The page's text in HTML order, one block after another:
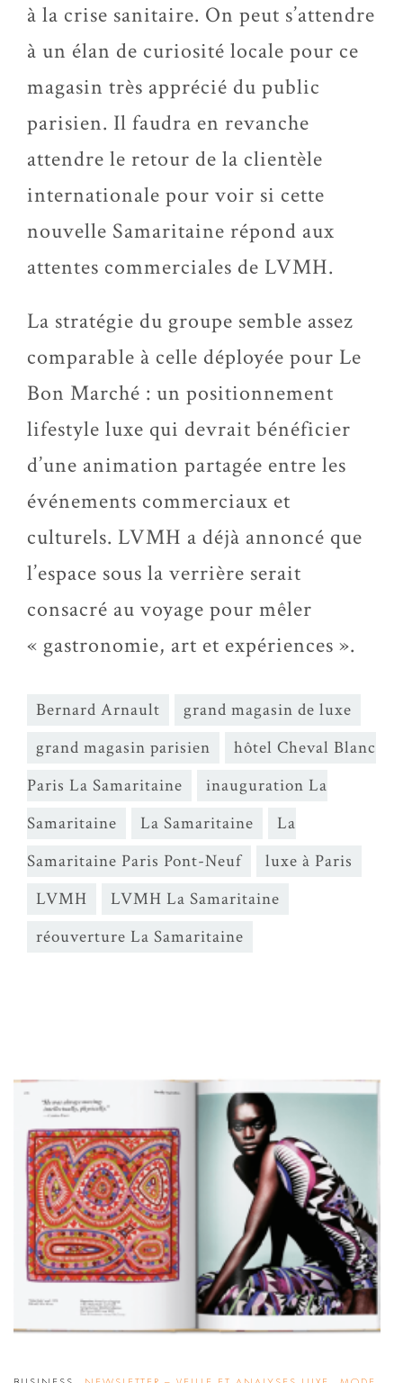
à la crise sanitaire. On peut s’attendre
à un élan de curiosité locale pour ce
magasin très apprécié du public
parisien. Il faudra en revanche
attendre le retour de la clientèle
internationale pour voir si cette
nouvelle Samaritaine répond aux
attentes commerciales de LVMH.
La stratégie du groupe semble assez
comparable à celle déployée pour Le
Bon Marché : un positionnement
lifestyle luxe qui devrait bénéficier
d’une animation partagée entre les
événements commerciaux et
culturels. LVMH a déjà annoncé que
l’espace sous la verrière serait
consacré au voyage pour mêler
« gastronomie, art et expériences ».
Bernard Arnault
grand magasin de luxe
grand magasin parisien
hôtel Cheval Blanc
Paris La Samaritaine
inauguration La
Samaritaine
La Samaritaine
La
Samaritaine Paris Pont-Neuf
luxe à Paris
LVMH
LVMH La Samaritaine
réouverture La Samaritaine